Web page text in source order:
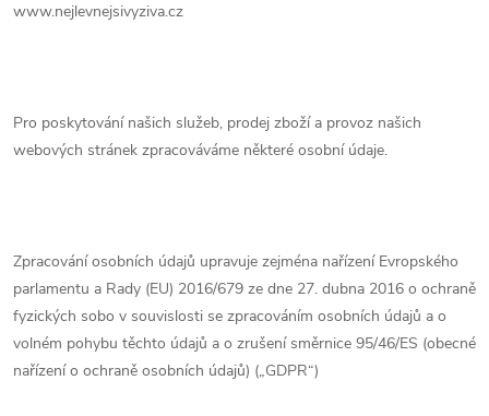
www.nejlevnejsivyziva.cz
Pro poskytování našich služeb, prodej zboží a provoz našich
webových stránek zpracováváme některé osobní údaje.
Zpracování osobních údajů upravuje zejména nařízení Evropského
parlamentu a Rady (EU) 2016/679 ze dne 27. dubna 2016 o ochraně
fyzických sobo v souvislosti se zpracováním osobních údajů a o
volném pohybu těchto údajů a o zrušení směrnice 95/46/ES (obecné
nařízení o ochraně osobních údajů) („GDPR“)